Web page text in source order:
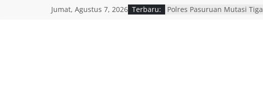
Jumat, Agustus 7, 2026 Terbaru:
Polres Pasuruan Mutasi Tiga